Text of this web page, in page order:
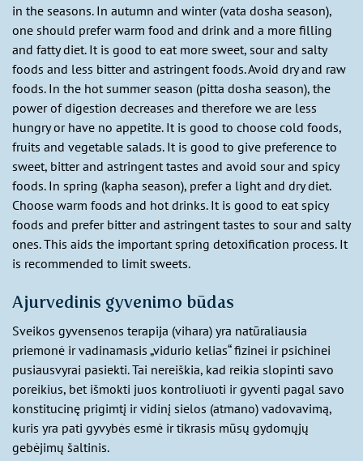
in the seasons. In autumn and winter (vata dosha season),
one should prefer warm food and drink and a more filling
and fatty diet. It is good to eat more sweet, sour and salty
foods and less bitter and astringent foods. Avoid dry and raw
foods. In the hot summer season (pitta dosha season), the
power of digestion decreases and therefore we are less
hungry or have no appetite. It is good to choose cold foods,
fruits and vegetable salads. It is good to give preference to
sweet, bitter and astringent tastes and avoid sour and spicy
foods. In spring (kapha season), prefer a light and dry diet.
Choose warm foods and hot drinks. It is good to eat spicy
foods and prefer bitter and astringent tastes to sour and salty
ones. This aids the important spring detoxification process. It
is recommended to limit sweets.
Ajurvedinis gyvenimo būdas
Sveikos gyvensenos terapija (vihara) yra natūraliausia
priemonė ir vadinamasis „vidurio kelias“ fizinei ir psichinei
pusiausvyrai pasiekti. Tai nereiškia, kad reikia slopinti savo
poreikius, bet išmokti juos kontroliuoti ir gyventi pagal savo
konstitucinę prigimtį ir vidinį sielos (atmano) vadovavimą,
kuris yra pati gyvybės esmė ir tikrasis mūsų gydomųjų
gebėjimų šaltinis.